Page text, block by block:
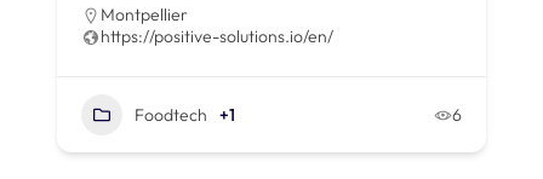
Montpellier
https://positive-solutions.io/en/
Foodtech +1 6